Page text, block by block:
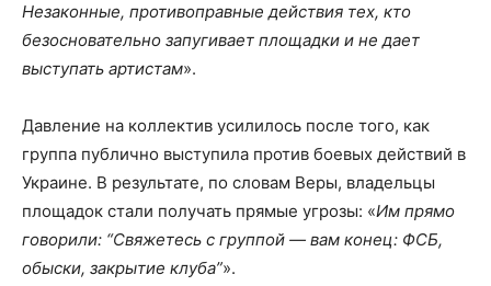
Незаконные, противоправные действия тех, кто
безосновательно запугивает площадки и не дает
выступать артистам».
Давление на коллектив усилилось после того, как
группа публично выступила против боевых действий в
Украине. В результате, по словам Веры, владельцы
площадок стали получать прямые угрозы: «Им прямо
говорили: “Свяжетесь с группой — вам конец: ФСБ,
обыски, закрытие клуба”».